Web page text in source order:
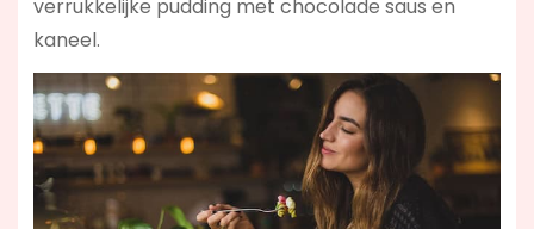
verrukkelijke pudding met chocolade saus en
kaneel.